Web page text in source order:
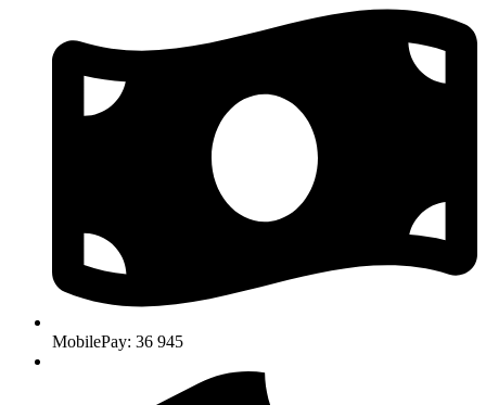
MobilePay: 36 945